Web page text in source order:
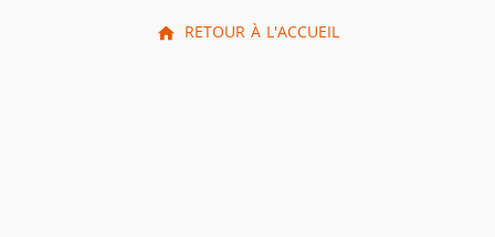
RETOUR À L'ACCUEIL